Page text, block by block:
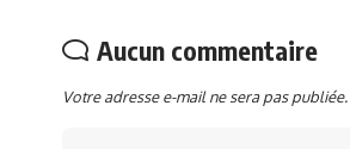
Aucun commentaire
Votre adresse e-mail ne sera pas publiée.